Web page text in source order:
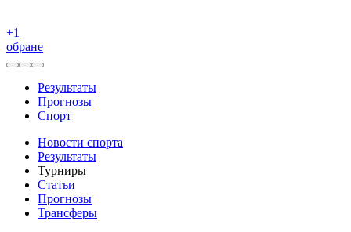
+1
обране
Результаты
Прогнозы
Спорт
Новости спорта
Результаты
Турниры
Статьи
Прогнозы
Трансферы